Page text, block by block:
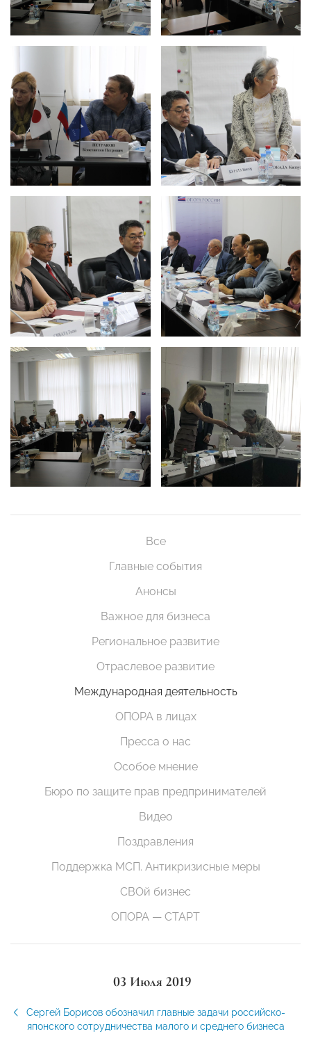
Все
Главные события
Анонсы
Важное для бизнеса
Региональное развитие
Отраслевое развитие
Международная деятельность
ОПОРА в лицах
Пресса о нас
Особое мнение
Бюро по защите прав предпринимателей
Видео
Поздравления
Поддержка МСП. Антикризисные меры
СВОй бизнес
ОПОРА — СТАРТ
03 Июля 2019
Сергей Борисов обозначил главные задачи российско-
японского сотрудничества малого и среднего бизнеса